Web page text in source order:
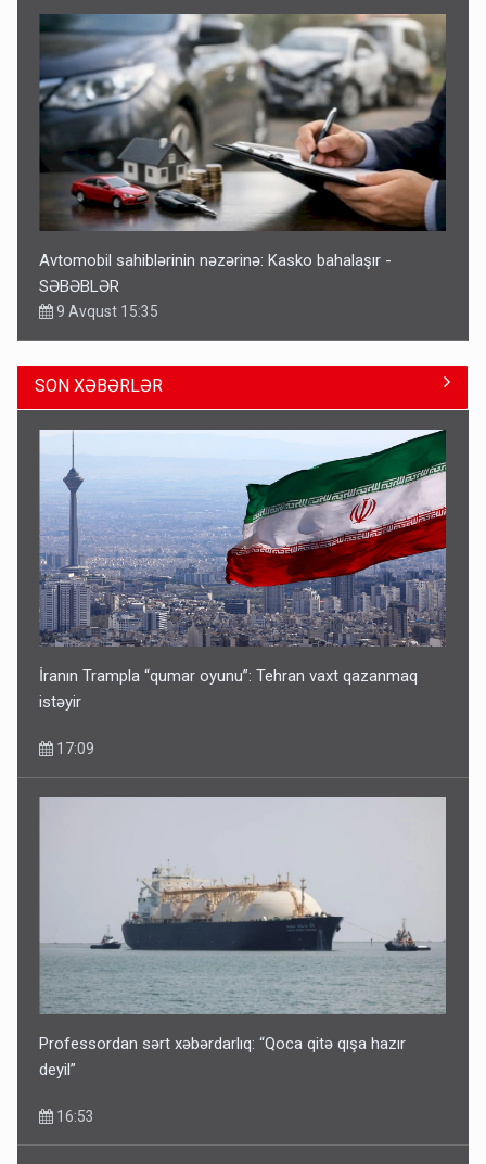
Avtomobil sahiblərinin nəzərinə: Kasko bahalaşır -
SƏBƏBLƏR
9 Avqust 15:35
Bu şəxslərin müavinəti LƏĞV EDİLƏCƏK
11:46
Corab satdığı deyilən qazi ilə bağlı - Daha bir açıqlama
11:40
SON XƏBƏRLƏR
İranın Trampla “qumar oyunu”: Tehran vaxt qazanmaq
istəyir
17:09
Professordan sərt xəbərdarlıq: “Qoca qitə qışa hazır
deyil”
16:53